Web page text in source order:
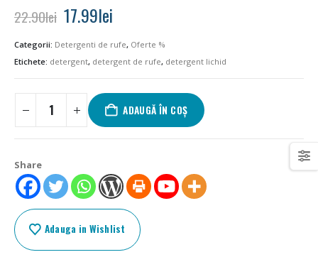
22.90lei Prețul
inițial
a
fost:
22.90lei.
17.99lei
este:
17.99lei.
Categorii: Detergenti de rufe, Oferte %
Etichete: detergent, detergent de rufe, detergent lichid
ADAUGĂ ÎN COȘ
Share
Adauga in Wishlist